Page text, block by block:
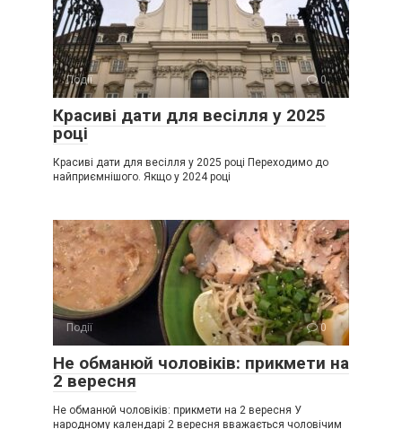
Події 0
Красиві дати для весілля у 2025
році
Красиві дати для весілля у 2025 році Переходимо до
найприємнішого. Якщо у 2024 році
Події 0
Не обманюй чоловіків: прикмети на
2 вересня
Не обманюй чоловіків: прикмети на 2 вересня У
народному календарі 2 вересня вважається чоловічим